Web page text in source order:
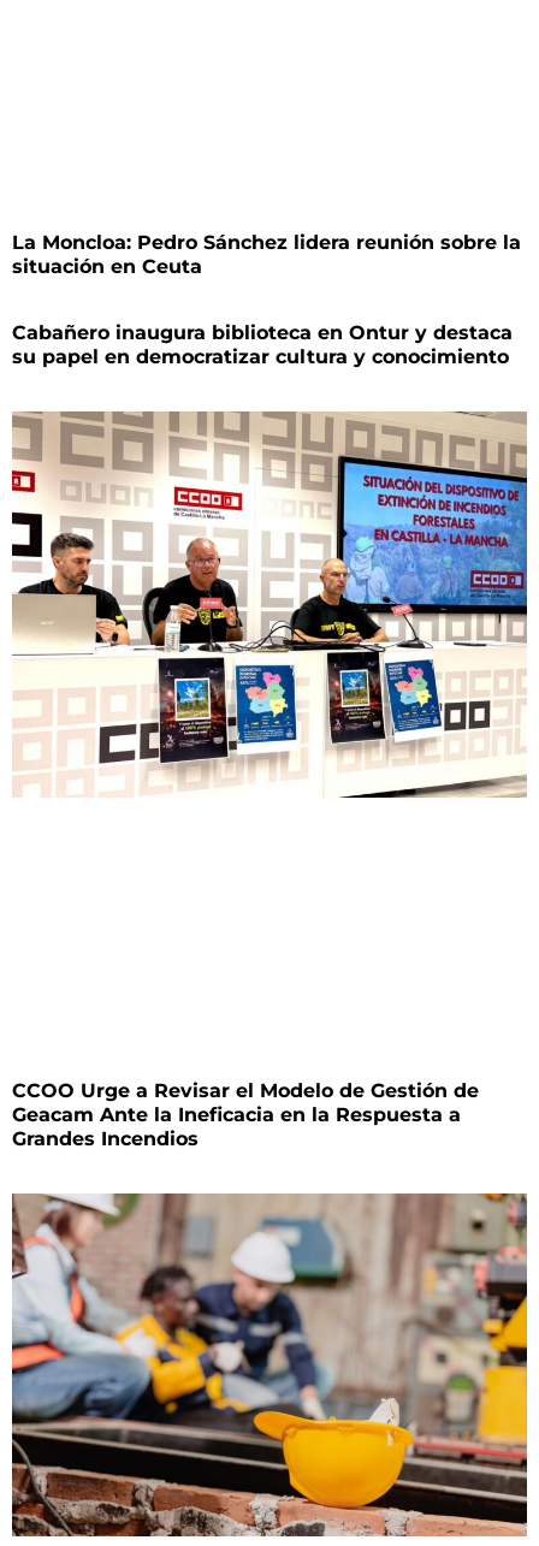
La Moncloa: Pedro Sánchez lidera reunión sobre la
situación en Ceuta
Cabañero inaugura biblioteca en Ontur y destaca
su papel en democratizar cultura y conocimiento
CCOO Urge a Revisar el Modelo de Gestión de
Geacam Ante la Ineficacia en la Respuesta a
Grandes Incendios